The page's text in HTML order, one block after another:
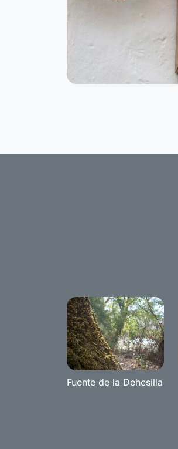
Fuente de la Dehesilla